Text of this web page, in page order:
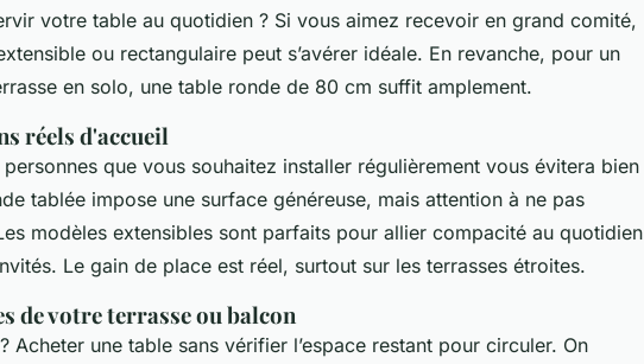
votre table au quotidien ? Si vous aimez recevoir en grand comité,
ou rectangulaire peut s’avérer idéale. En revanche, pour un
en solo, une table ronde de 80 cm suffit amplement.
réels d'accueil
que vous souhaitez installer régulièrement vous évitera bien
tablée impose une surface généreuse, mais attention à ne pas
modèles extensibles sont parfaits pour allier compacité au quotidien
Le gain de place est réel, surtout sur les terrasses étroites.
de votre terrasse ou balcon
Acheter une table sans vérifier l’espace restant pour circuler. On